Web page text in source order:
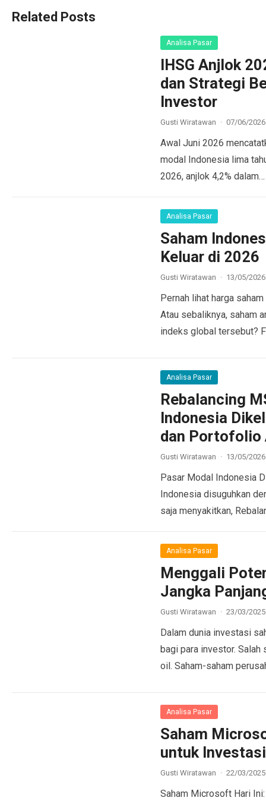
Related Posts
Analisa Pasar
IHSG Anjlok
dan Strategi
Investor
Gusti Wiratawan · 07/06/2026
Awal Juni 2026
modal Indonesia lima
2026, anjlok 4,2%
Analisa Pasar
Saham
Keluar di 2026
Gusti Wiratawan · 13/05/2026
Pernah lihat harga
Atau sebaliknya, saham
indeks global tersebut?
Analisa Pasar
Rebalancing
Indonesia
dan Portofolio
Gusti Wiratawan · 13/05/2026
Pasar Modal Indonesia
Indonesia disuguhkan
saja menyakitkan,
Analisa Pasar
Menggali
Jangka
Gusti Wiratawan · 23/03/2025
Dalam dunia investasi
bagi para investor. Salah
oil. Saham-saham
Analisa Pasar
Saham
untuk
Gusti Wiratawan · 22/03/2025
Saham Microsoft Hari